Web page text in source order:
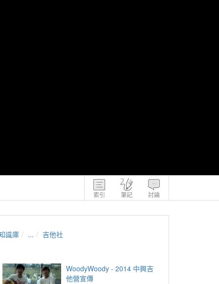
索引 筆記 討論
識庫 ... 吉他社
WoodyWoody - 2014 中興吉
他營宣傳